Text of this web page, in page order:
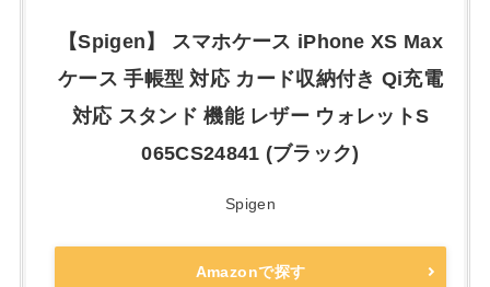
【Spigen】 スマホケース iPhone XS Max
ケース 手帳型 対応 カード収納付き Qi充電
対応 スタンド 機能 レザー ウォレットS
065CS24841 (ブラック)
Spigen
Amazonで探す